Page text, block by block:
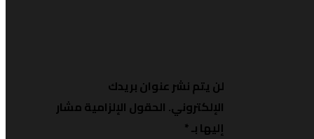
لن يتم نشر عنوان بريدك
الإلكتروني. الحقول الإلزامية مشار
إليها بـ*